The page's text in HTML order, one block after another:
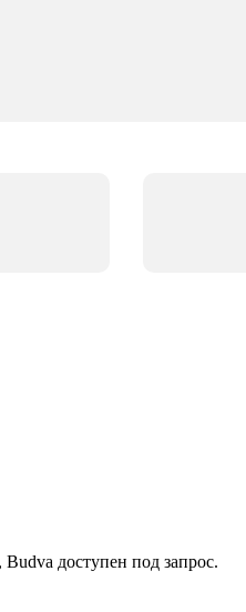
доступен под запрос.